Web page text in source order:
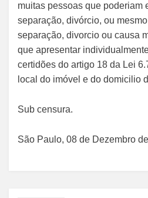
muitas pessoas que poderiam
separação, divórcio, ou
separação, divorcio ou causa
que apresentar
certidões do artigo 18 da Lei
local do imóvel e do domicilio
Sub censura.
São Paulo, 08 de Dezembro